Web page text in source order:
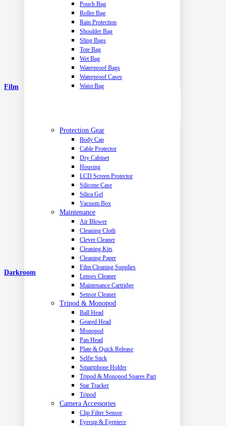
Pouch Bag
Roller Bag
Rain Protection
Shoulder Bag
Sling Bags
Tote Bag
Wet Bag
Waterproof Bags
Waterproof Cases
Waist Bag
Protection Gear
Body Cap
Cable Protector
Dry Cabinet
Housing
LCD Screen Protector
Silicone Case
Silica Gel
Vacuum Box
Maintenance
Air Blower
Cleaning Cloth
Clever Cleaner
Cleaning Kits
Cleaning Paper
Film Cleaning Supplies
Lenses Cleaner
Maintenance Cartridge
Sensor Cleaner
Tripod & Monopod
Ball Head
Geared Head
Monopod
Pan Head
Plate & Quick Release
Selfie Stick
Smartphone Holder
Tripod & Monopod Spares Part
Star Tracker
Tripod
Camera Accessories
Clip Filter Sensor
Eyecup & Eyepiece
Film
Darkroom